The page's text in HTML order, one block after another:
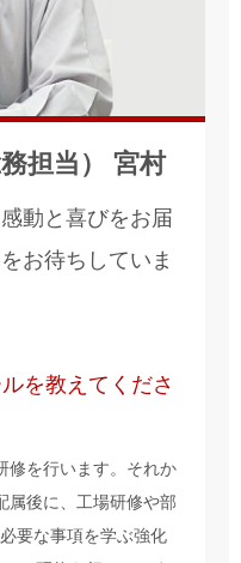
担当） 宮村
動と喜びをお届
お待ちしていま
を教えてくださ
修を行います。それか
属後に、工場研修や部
要な事項を学ぶ強化